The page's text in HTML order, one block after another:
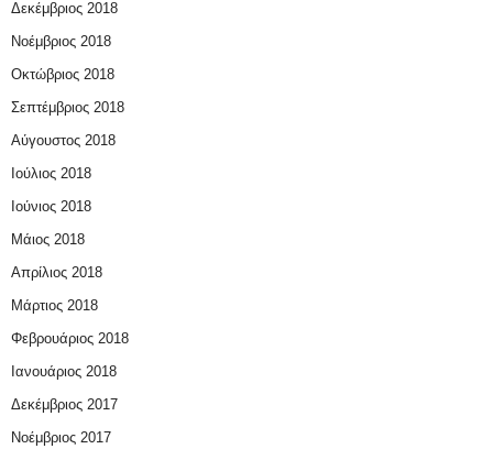
Δεκέμβριος 2018
Νοέμβριος 2018
Οκτώβριος 2018
Σεπτέμβριος 2018
Αύγουστος 2018
Ιούλιος 2018
Ιούνιος 2018
Μάιος 2018
Απρίλιος 2018
Μάρτιος 2018
Φεβρουάριος 2018
Ιανουάριος 2018
Δεκέμβριος 2017
Νοέμβριος 2017